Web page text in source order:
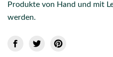
Produkte von Hand und mit
werden.